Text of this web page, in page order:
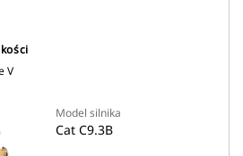
V
Model silnika
Cat C9.3B